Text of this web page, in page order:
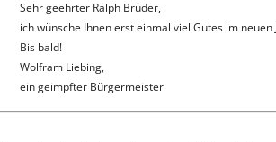
Sehr geehrter Ralph Brüder,
ich wünsche Ihnen erst einmal viel Gutes im
Bis bald!
Wolfram Liebing,
ein geimpfter Bürgermeister